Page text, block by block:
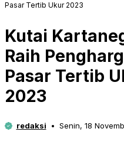
Pasar Tertib Ukur 2023
Kutai
Raih
Pasar Tertib
2023
redaksi Senin, 18